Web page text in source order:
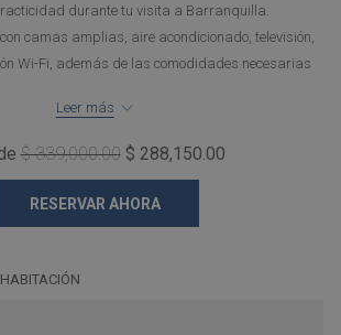
durante tu visita a Barranquilla.
camas amplias, aire acondicionado, televisión,
Wi-Fi, además de las comodidades necesarias
es para 2 adultos. También se permite alojar
de hasta 11 años, quienes comparten la cama
no dispone de camas adicionales
Leer más
$ 339,000.00 $ 288,150.00
RESERVAR AHORA